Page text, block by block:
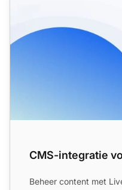
CMS-integratie
Beheer content met